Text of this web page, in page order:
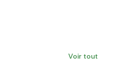
Voir tout